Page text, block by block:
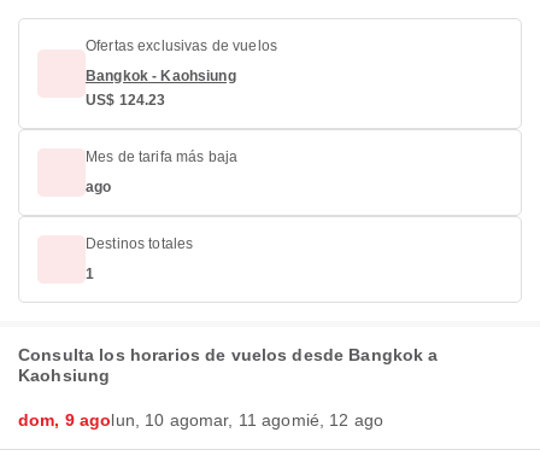
Ofertas exclusivas de vuelos
Bangkok - Kaohsiung
US$ 124.23
Mes de tarifa más baja
ago
Destinos totales
1
Consulta los horarios de vuelos desde Bangkok a
Kaohsiung
dom, 9 agolun, 10 agomar, 11 agomié, 12 ago